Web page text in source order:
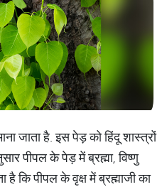
जाता है. इस पेड़ को हिंदू शास्त्रों
पीपल के पेड़ में ब्रह्मा, विष्णु
कि पीपल के वृक्ष में ब्रह्माजी का